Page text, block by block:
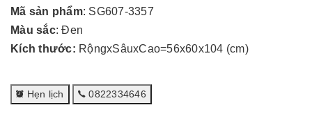
Mã sản phẩm: SG607-3357
Màu sắc: Đen
Kích thước: RộngxSâuxCao=56x60x104 (cm)
Hẹn lịch 0822334646